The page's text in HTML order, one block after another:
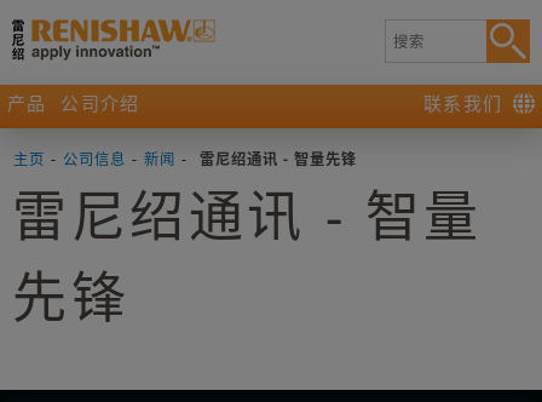
产品 公司介绍 联系我们
主页 - 公司信息 - 新闻 - 雷尼绍通讯 - 智量先锋
雷尼绍通讯 - 智量
先锋